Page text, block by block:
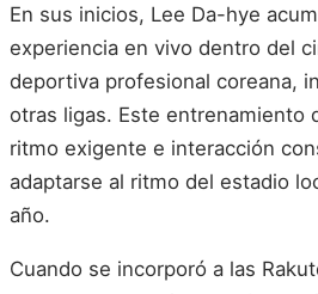
En sus inicios, Lee Da-hye
experiencia en vivo dentro del
deportiva profesional coreana,
otras ligas. Este entrenamiento
ritmo exigente e interacción
adaptarse al ritmo del estadio
año.
Cuando se incorporó a las